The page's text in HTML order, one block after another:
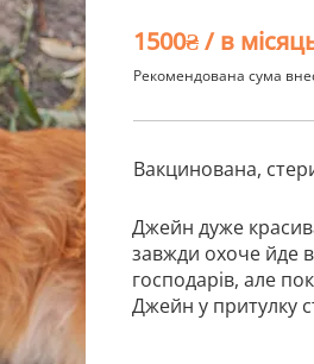
1500₴ / в
Рекомендована сума
Вакцинована,
Джейн дуже
завжди охоче йде
господарів, але
Джейн у притулку